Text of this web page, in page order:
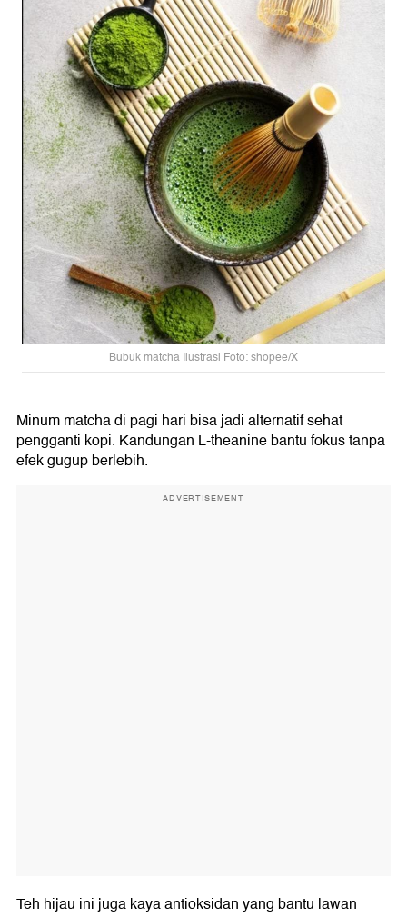
Bubuk matcha Ilustrasi Foto: shopee/X
Minum matcha di pagi hari bisa jadi alternatif sehat
pengganti kopi. Kandungan L-theanine bantu fokus tanpa
efek gugup berlebih.
ADVERTISEMENT
Teh hijau ini juga kaya antioksidan yang bantu lawan